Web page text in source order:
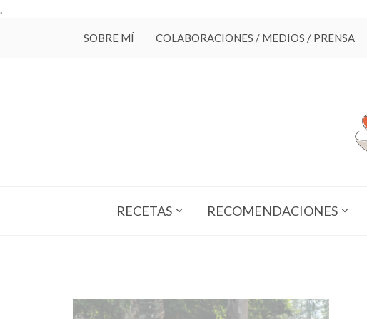
.
SOBRE MÍ COLABORACIONES / MEDIOS / PRENSA
RECETAS RECOMENDACIONES